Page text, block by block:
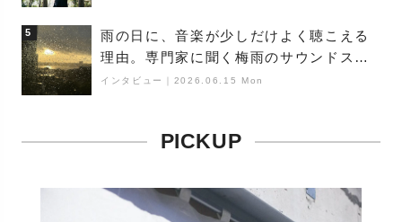
5
雨の日に、音楽が少しだけよく聴こえる
理由。専門家に聞く梅雨のサウンドス
ケープ
インタビュー 2026.06.15 Mon
PICKUP